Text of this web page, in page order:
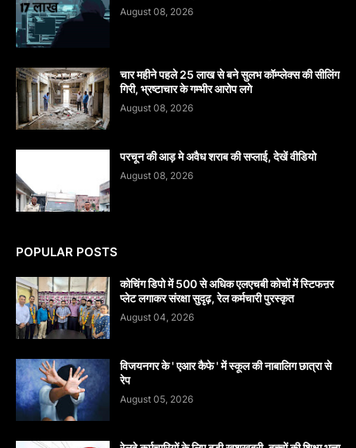
August 08, 2026
चार महीने पहले 25 लाख से बने सुलभ कॉम्प्लेक्स की सीलिंग
गिरी, भ्रष्टाचार के गम्भीर आरोप लगे
August 08, 2026
परचून की आड़ मे अवैध शराब की सप्लाई, देखें वीडियो
August 08, 2026
POPULAR POSTS
कोचिंग डिपो में 500 से अधिक एलएचबी कोचों में स्टिफऩर
प्लेट लगाकर संरक्षा सुदृढ़, रेल कर्मचारी पुरस्कृत
August 04, 2026
विजयनगर के ' एआर कैफे ' में स्कूल की नाबालिग छात्रा से
रेप
August 05, 2026